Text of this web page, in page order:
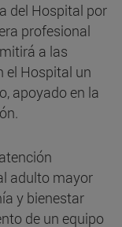
del Hospital por
profesional
a las
el Hospital un
apoyado en la
adulto mayor
y bienestar
de un equipo